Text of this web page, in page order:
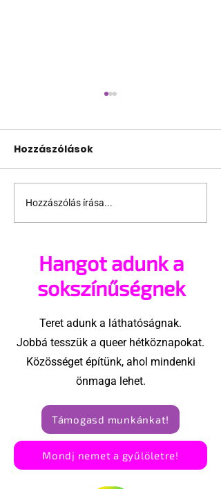
A meztelenség
mindenkinek erőt ad!
Hozzászólások
Hozzászólás írása...
Hangot adunk a
sokszínűségnek
Teret adunk a láthatóságnak.
Jobbá tesszük a queer hétköznapokat.
Közösséget építünk, ahol mindenki
önmaga lehet.
Támogasd munkánkat!
Mondj nemet a gyűlöletre!